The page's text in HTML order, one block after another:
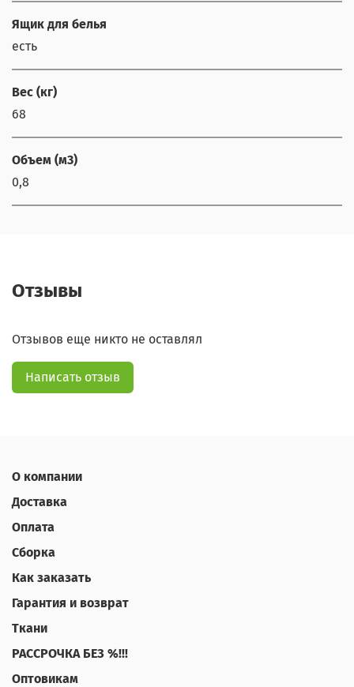
Ящик для белья
есть
Вес (кг)
68
Объем (м3)
0,8
Отзывы
Отзывов еще никто не оставлял
Написать отзыв
О компании
Доставка
Оплата
Сборка
Как заказать
Гарантия и возврат
Ткани
РАССРОЧКА БЕЗ %!!!
Оптовикам